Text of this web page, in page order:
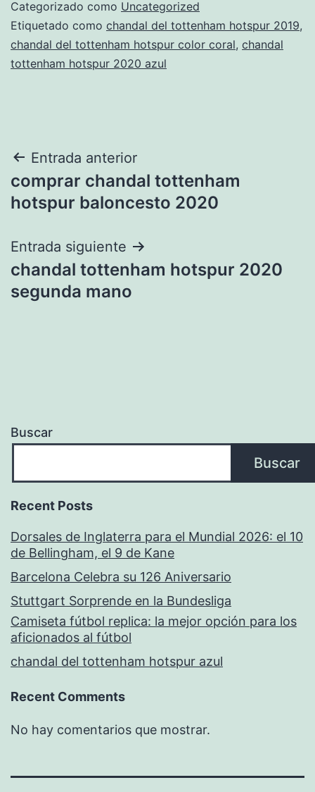
Categorizado como Uncategorized
Etiquetado como chandal del tottenham hotspur 2019,
chandal del tottenham hotspur color coral, chandal
tottenham hotspur 2020 azul
Navegación
de
Entrada anterior
comprar chandal tottenham
hotspur baloncesto 2020
Entrada siguiente
chandal tottenham hotspur 2020
segunda mano
Buscar
Buscar
Recent Posts
Dorsales de Inglaterra para el Mundial 2026: el 10
de Bellingham, el 9 de Kane
Barcelona Celebra su 126 Aniversario
Stuttgart Sorprende en la Bundesliga
Camiseta fútbol replica: la mejor opción para los
aficionados al fútbol
chandal del tottenham hotspur azul
Recent Comments
No hay comentarios que mostrar.